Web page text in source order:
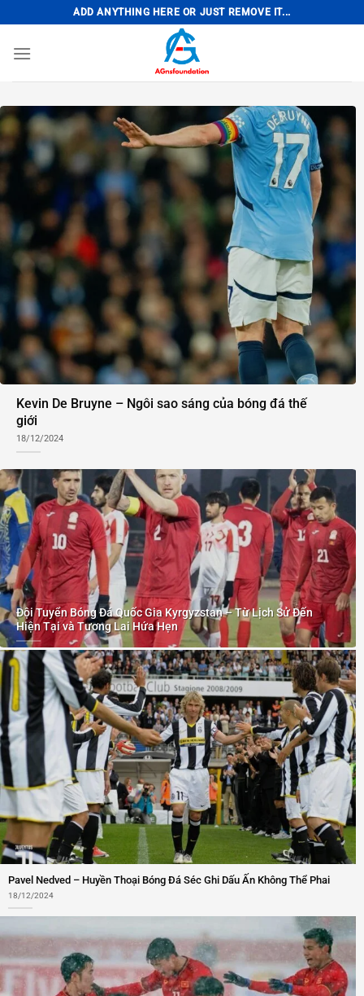
qua
nội
ADD ANYTHING HERE OR JUST REMOVE IT...
Kevin De Bruyne – Ngôi sao sáng của bóng đá thế
giới
18/12/2024
Đội Tuyển Bóng Đá Quốc Gia Kyrgyzstan – Từ Lịch Sử Đến
Hiện Tại và Tương Lai Hứa Hẹn
Pavel Nedved – Huyền Thoại Bóng Đá Séc Ghi Dấu Ấn Không Thể Phai
18/12/2024